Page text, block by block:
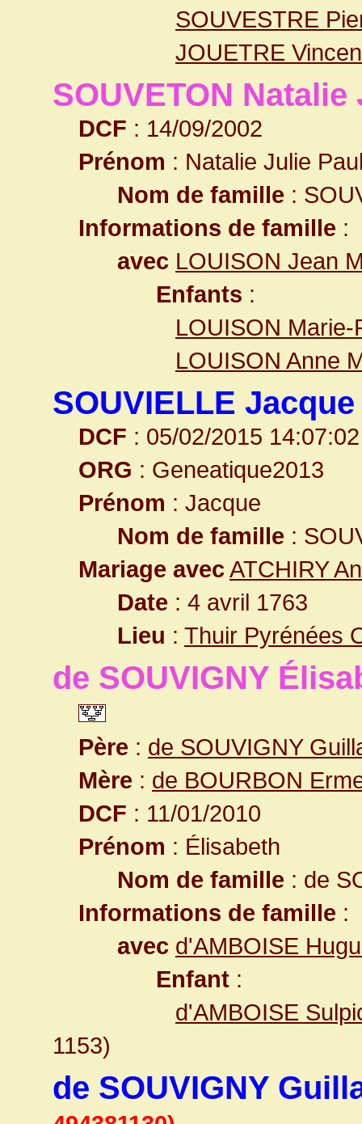
SOUVESTRE
JOUETRE
SOUVETON
DCF : 14/09/2002
Prénom : Natalie Julie
Nom de famille :
Informations de famille :
avec LOUISON Jean
Enfants :
LOUISON Marie-
LOUISON Anne
SOUVIELLE Jacque
DCF : 05/02/2015 14:07:02
ORG : Geneatique2013
Prénom : Jacque
Nom de famille :
Mariage avecATCHIRY
Date : 4 avril 1763
Lieu : Thuir Pyrénées
de SOUVIGNY
Père : de SOUVIGNY
Mère : de BOURBON
DCF : 11/01/2010
Prénom : Élisabeth
Nom de famille : de
Informations de famille :
avec d'AMBOISE
Enfant :
d'AMBOISE
1153)
de SOUVIGNY